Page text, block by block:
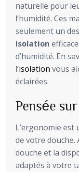
naturelle pour
l’humidité. Ces
seulement un
isolation
d’humidité. En
l’isolation vous
éclairées.
Pensée
L’ergonomie est
de votre douche.
douche et la
adaptés à votre